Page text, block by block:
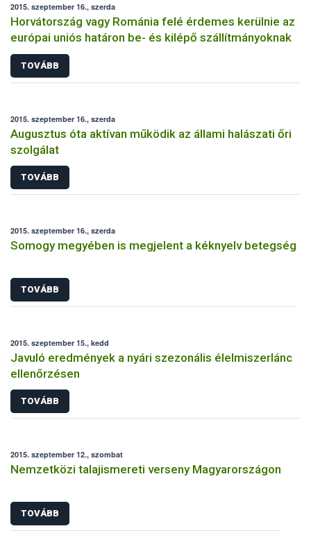
2015. szeptember 16., szerda
Horvátország vagy Románia felé érdemes kerülnie az
európai uniós határon be- és kilépő szállítmányoknak
TOVÁBB
2015. szeptember 16., szerda
Augusztus óta aktívan működik az állami halászati őri
szolgálat
TOVÁBB
2015. szeptember 16., szerda
Somogy megyében is megjelent a kéknyelv betegség
TOVÁBB
2015. szeptember 15., kedd
Javuló eredmények a nyári szezonális élelmiszerlánc
ellenőrzésen
TOVÁBB
2015. szeptember 12., szombat
Nemzetközi talajismereti verseny Magyarországon
TOVÁBB